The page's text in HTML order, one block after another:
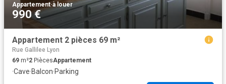
Appartement·à louer
990 €
Appartement 2 pièces 69 m²
Rue Gallilee Lyon
69 m²2 PiècesAppartement
·Cave·Balcon·Parking